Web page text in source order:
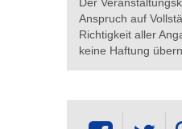
Anspruch auf
Richtigkeit aller
keine Haftung